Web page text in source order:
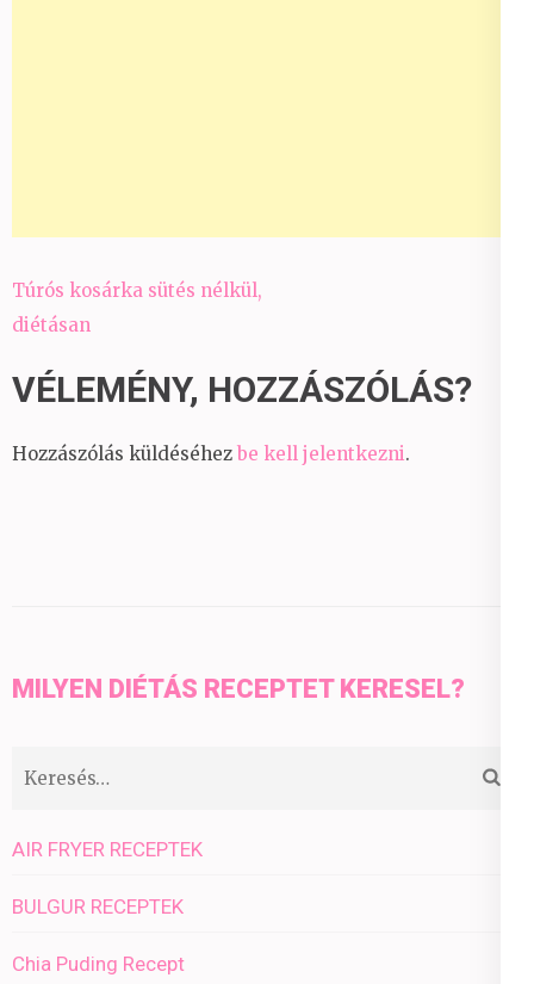
Bejegyzés
navigáció
Túrós kosárka sütés nélkül,
diétásan
VÉLEMÉNY, HOZZÁSZÓLÁS?
Hozzászólás küldéséhez be kell jelentkezni.
MILYEN DIÉTÁS RECEPTET KERESEL?
AIR FRYER RECEPTEK
BULGUR RECEPTEK
Chia Puding Recept